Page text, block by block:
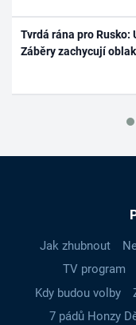
Tvrdá rána pro
Záběry zachycují
Jak zhubnout
TV program
Kdy budou volby
7 pádů Honzy